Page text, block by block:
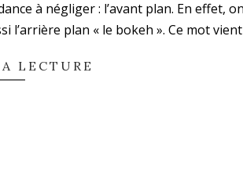
à négliger : l’avant plan. En effet,
plan « le bokeh ». Ce mot
LECTURE